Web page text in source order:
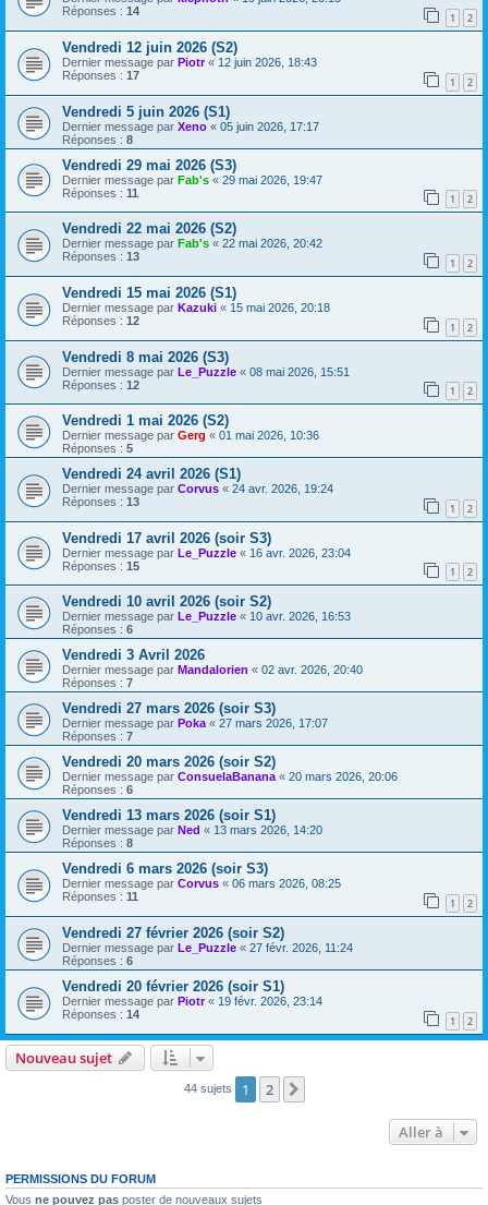
Réponses : 14 1 2
Vendredi 12 juin 2026 (S2)
Dernier message par Piotr« 12 juin 2026, 18:43
Réponses : 17 1 2
Vendredi 5 juin 2026 (S1)
Dernier message par Xeno « 05 juin 2026, 17:17
Réponses : 8
Vendredi 29 mai 2026 (S3)
Dernier message par Fab's « 29 mai 2026, 19:47
Réponses : 11 1 2
Vendredi 22 mai 2026 (S2)
Dernier message par Fab's « 22 mai 2026, 20:42
Réponses : 13 1 2
Vendredi 15 mai 2026 (S1)
Dernier message par Kazuki « 15 mai 2026, 20:18
Réponses : 12 1 2
Vendredi 8 mai 2026 (S3)
Dernier message par Le_Puzzle « 08 mai 2026, 15:51
Réponses : 12 1 2
Vendredi 1 mai 2026 (S2)
Dernier message par Gerg « 01 mai 2026, 10:36
Réponses : 5
Vendredi 24 avril 2026 (S1)
Dernier message par Corvus « 24 avr. 2026, 19:24
Réponses : 13 1 2
Vendredi 17 avril 2026 (soir S3)
Dernier message par Le_Puzzle « 16 avr. 2026, 23:04
Réponses : 15 1 2
Vendredi 10 avril 2026 (soir S2)
Dernier message par Le_Puzzle « 10 avr. 2026, 16:53
Réponses : 6
Vendredi 3 Avril 2026
Dernier message par Mandalorien « 02 avr. 2026, 20:40
Réponses : 7
Vendredi 27 mars 2026 (soir S3)
Dernier message par Poka« 27 mars 2026, 17:07
Réponses : 7
Vendredi 20 mars 2026 (soir S2)
Dernier message par ConsuelaBanana« 20 mars 2026, 20:06
Réponses : 6
Vendredi 13 mars 2026 (soir S1)
Dernier message par Ned « 13 mars 2026, 14:20
Réponses : 8
Vendredi 6 mars 2026 (soir S3)
Dernier message par Corvus « 06 mars 2026, 08:25
Réponses : 11 1 2
Vendredi 27 février 2026 (soir S2)
Dernier message par Le_Puzzle « 27 févr. 2026, 11:24
Réponses : 6
Vendredi 20 février 2026 (soir S1)
Dernier message par Piotr« 19 févr. 2026, 23:14
Réponses : 14 1 2
Nouveau sujet
44 sujets 1 2
Aller à
PERMISSIONS DU FORUM
Vous ne pouvez pas poster de nouveaux sujets